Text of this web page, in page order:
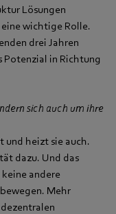
Lösungen
wichtige Rolle.
drei Jahren
Potenzial in Richtung
sich auch um ihre
und heizt sie auch.
dazu. Und das
andere
Mehr